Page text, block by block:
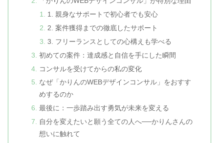
1. 親身なサポートで初心者でも安心
2. 案件獲得までの徹底したサポート
3. フリーランスとしての心構えも学べる
初めての案件：達成感と自信を手にした瞬間
コンサルを受けてからの私の変化
なぜ「かりんのWEBデザインコンサル」をおすす
めするのか
最後に：一歩踏み出す勇気が未来を変える
自分を変えたいと願う全ての人へ──かりんさんの
想いに触れて